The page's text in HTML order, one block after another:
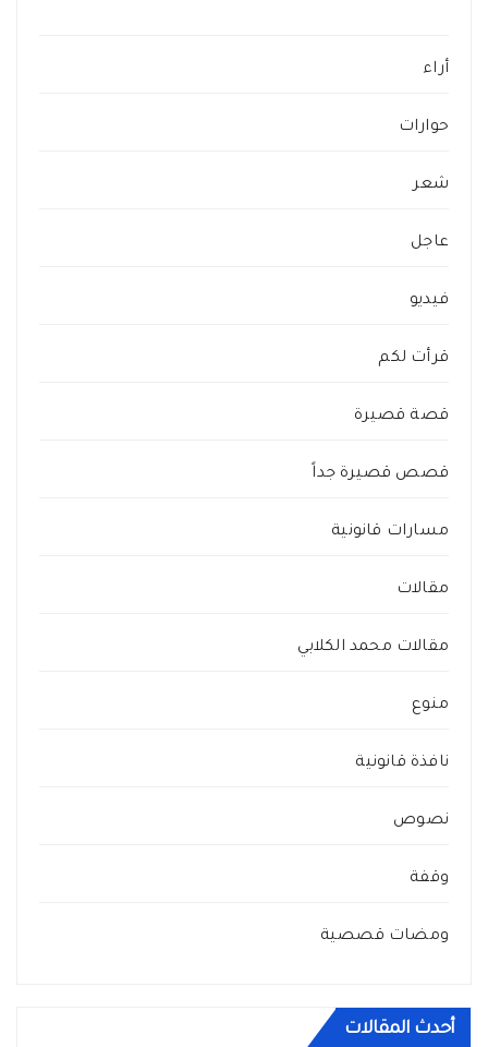
أراء
حوارات
شعر
عاجل
فيديو
قرأت لكم
قصة قصيرة
قصص قصيرة جداً
مسارات قانونية
مقالات
مقالات محمد الكلابي
منوع
نافذة قانونية
نصوص
وقفة
ومضات قصصية
أحدث المقالات